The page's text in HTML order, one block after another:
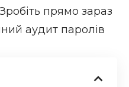
прямо зараз
аудит паролів